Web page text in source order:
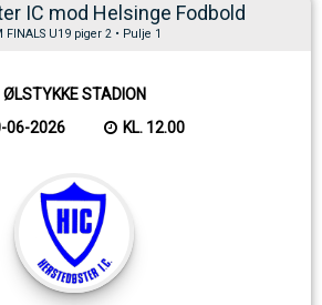
IC mod Helsinge Fodbold
FINALS U19 piger 2 • Pulje 1
ØLSTYKKE STADION
06-2026
KL. 12.00